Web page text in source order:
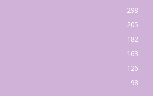
298
205
182
163
126
98